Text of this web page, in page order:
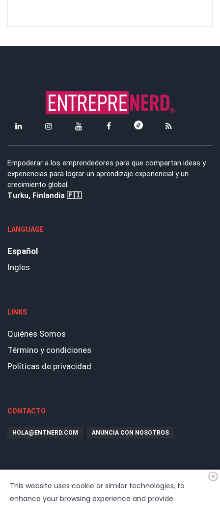
Empoderar a los emprendedores para que compartan ideas y
experiencias para lograr un aprendizaje exponencial y un
crecimiento global.
Turku, Finlandia 🇫🇮
LANGUAGE
Español
Ingles
LINKS
Quiénes Somos
Término y condiciones
Políticas de privacidad
CONTACTO
HOLA@ENTNERD.COM ANUNCIA CON NOSOTROS
This website uses cookie or similar technologies, to
enhance your browsing experience and provide